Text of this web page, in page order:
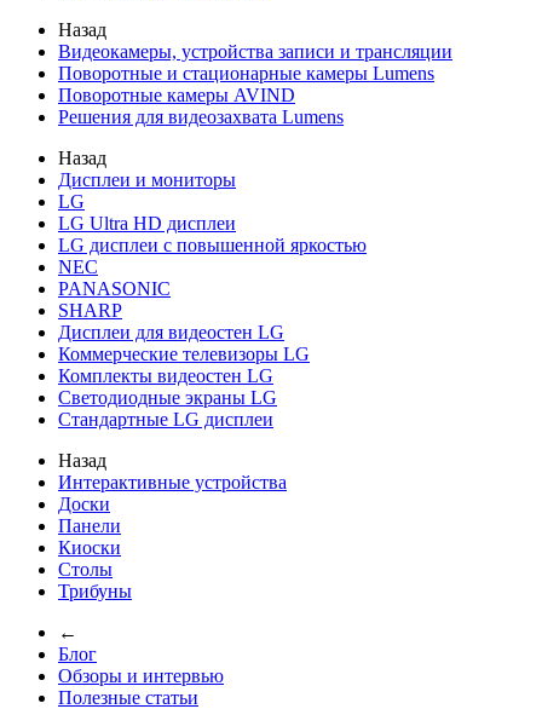
Назад
Видеокамеры, устройства записи и трансляции
Поворотные и стационарные камеры Lumens
Поворотные камеры AVIND
Решения для видеозахвата Lumens
Назад
Дисплеи и мониторы
LG
LG Ultra HD дисплеи
LG дисплеи с повышенной яркостью
NEC
PANASONIC
SHARP
Дисплеи для видеостен LG
Коммерческие телевизоры LG
Комплекты видеостен LG
Светодиодные экраны LG
Стандартные LG дисплеи
Назад
Интерактивные устройства
Доски
Панели
Киоски
Столы
Трибуны
←
Блог
Обзоры и интервью
Полезные статьи